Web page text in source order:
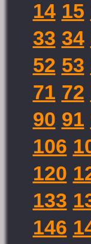
14 15
33 34
52 53
71 72
90 91
106
120
133
146